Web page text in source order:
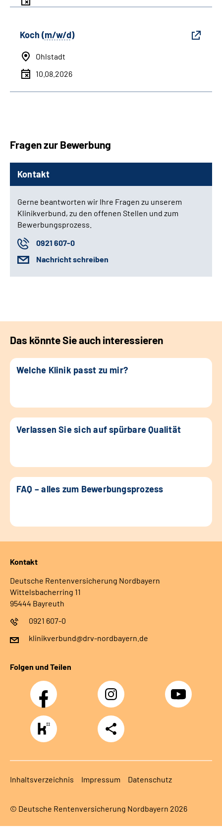
Koch (m/w/d)
Ohlstadt
10.08.2026
Fragen zur Bewerbung
Kontakt
Gerne beantworten wir Ihre Fragen zu unserem
Klinikverbund, zu den offenen Stellen und zum
Bewerbungsprozess.
0921 607-0
Nachricht schreiben
Das könnte Sie auch interessieren
Welche Klinik passt zu mir?
Verlassen Sie sich auf spürbare Qualität
FAQ – alles zum Bewerbungsprozess
Kontakt
Deutsche Rentenversicherung Nordbayern
Wittelsbacherring 11
95444 Bayreuth
0921 607-0
klinikverbund@drv-nordbayern.de
Folgen und Teilen
Facebook Instagram Youtube
https://www.kununu.com/de/deutsche-
rentenversicherung-
nordbayern6
Teilen
Inhaltsverzeichnis Impressum Datenschutz
© Deutsche Rentenversicherung Nordbayern 2026